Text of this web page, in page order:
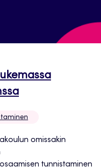
omissakin
tunnistaminen